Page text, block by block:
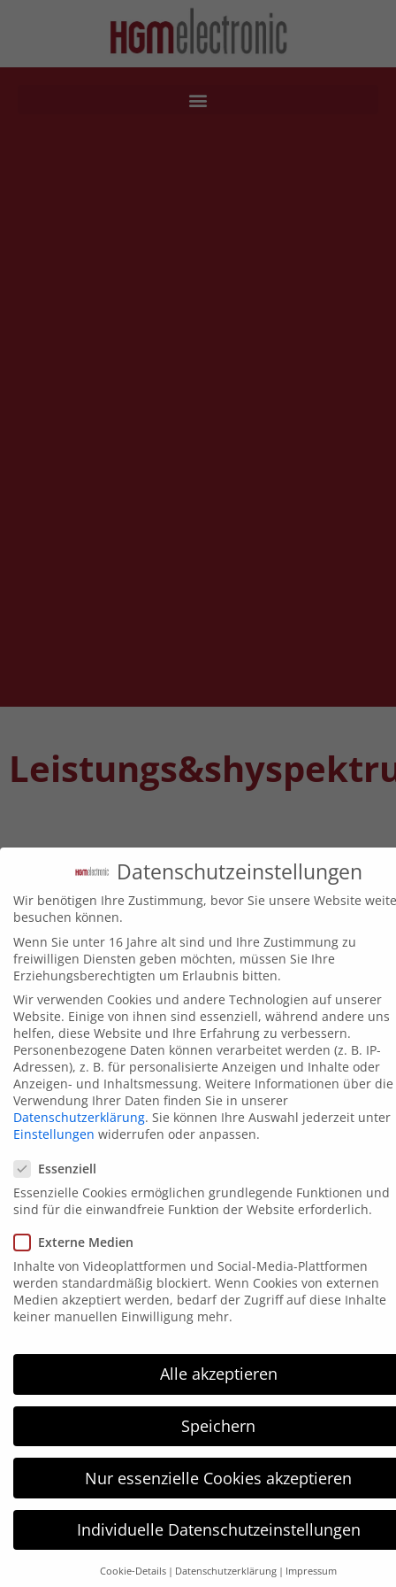
HGM electronicUnser Angebot im
ÜberblickBei uns beziehen Sie komfortabel
ihr gesamtes Programm an
Kennzeichnungstechnik, insbesondere
bieten wir Ihnen Kompetenz in den
Bereichen: Etikettendrucker, Etikettierer,
Direktdrucksysteme, Thermo-Transfer-Band,
Etiketten, Ersatzteile wie Thermoleisten,
Druckrollen usw.
Langjährige Erfahrung
Umfassendes technisches Know-How
Wir haben für sämtliche Anwendungen die
richtige Lösung. Durch langjährige Erfahrung
den jeweiligen Produktsparten schaffen wir
die optimale Einkaufsmöglichkeit. Selbst bei
bestehenden Kennzeichnungstechnologien
können wir in Zusammenarbeit mit unseren
Kunden Kosten reduzieren. Durch ein
Netzwerk an Servicetechnikern in ganz
Datenschutzeinstellungen
Wir benötigen Ihre Zustimmung, bevor Sie unsere Website
besuchen können.
Wenn Sie unter 16 Jahre alt sind und Ihre Zustimmung zu
freiwilligen Diensten geben möchten, müssen Sie Ihre
Erziehungsberechtigten um Erlaubnis bitten.
Wir verwenden Cookies und andere Technologien auf unserer
Website. Einige von ihnen sind essenziell, während andere uns
helfen, diese Website und Ihre Erfahrung zu verbessern.
Personenbezogene Daten können verarbeitet werden (z. B. IP-
Adressen), z. B. für personalisierte Anzeigen und Inhalte oder
Anzeigen- und Inhaltsmessung. Weitere Informationen über die
Verwendung Ihrer Daten finden Sie in unserer
Datenschutzerklärung. Sie können Ihre Auswahl jederzeit unter
Einstellungen widerrufen oder anpassen.
Essenziell
Essenzielle Cookies ermöglichen grundlegende Funktionen und
sind für die einwandfreie Funktion der Website erforderlich.
Externe Medien
Inhalte von Videoplattformen und Social-Media-Plattformen
werden standardmäßig blockiert. Wenn Cookies von externen
Medien akzeptiert werden, bedarf der Zugriff auf diese Inhalte
keiner manuellen Einwilligung mehr.
Alle akzeptieren
Speichern
Nur essenzielle Cookies akzeptieren
Individuelle Datenschutzeinstellungen
Cookie-Details Datenschutzerklärung Impressum